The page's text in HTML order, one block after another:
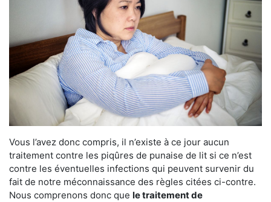
Vous l’avez donc compris, il n’existe à ce jour aucun
traitement contre les piqûres de punaise de lit si ce n’est
contre les éventuelles infections qui peuvent survenir du
fait de notre méconnaissance des règles citées ci-contre.
Nous comprenons donc que le traitement de